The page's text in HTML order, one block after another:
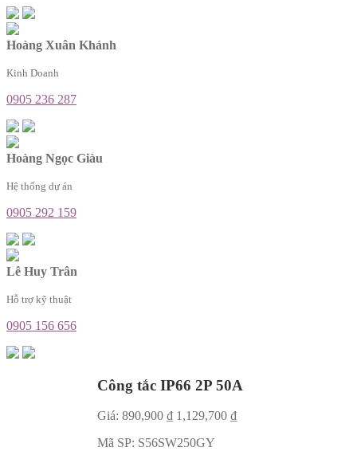
Hoàng Xuân Khánh
Kinh Doanh
0905 236 287
Hoàng Ngọc Giàu
Hệ thống dự án
0905 292 159
Lê Huy Trân
Hỗ trợ kỹ thuật
0905 156 656
Công tắc IP66 2P 50A
Giá: 890,900 ₫ 1,129,700 ₫
Mã SP: S56SW250GY